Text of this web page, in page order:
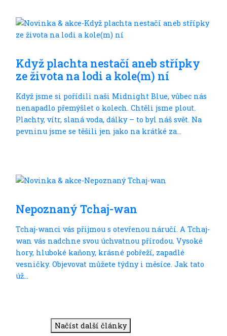
Když plachta nestačí aneb střípky
ze života na lodi a kole(m) ní
Když jsme si pořídili naši Midnight Blue, vůbec nás
nenapadlo přemýšlet o kolech. Chtěli jsme plout.
Plachty, vítr, slaná voda, dálky – to byl náš svět. Na
pevninu jsme se těšili jen jako na krátké za...
Nepoznaný Tchaj-wan
Tchaj-wanci vás přijmou s otevřenou náručí. A Tchaj-
wan vás nadchne svou úchvatnou přírodou. Vysoké
hory, hluboké kaňony, krásné pobřeží, zapadlé
vesničky. Objevovat můžete týdny i měsíce. Jak tato
úž...
Načíst další články